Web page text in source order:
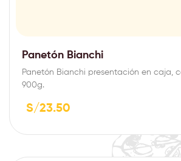
Panetón Bianchi
Panetón Bianchi presentación en caja,
900g.
S/23.50